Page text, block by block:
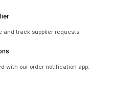
and track supplier requests.
with our order notification app.